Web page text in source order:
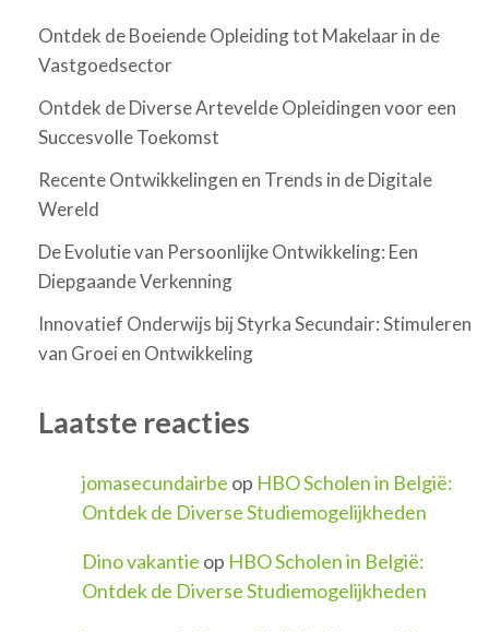
Ontdek de Boeiende Opleiding tot Makelaar in de
Vastgoedsector
Ontdek de Diverse Artevelde Opleidingen voor een
Succesvolle Toekomst
Recente Ontwikkelingen en Trends in de Digitale
Wereld
De Evolutie van Persoonlijke Ontwikkeling: Een
Diepgaande Verkenning
Innovatief Onderwijs bij Styrka Secundair: Stimuleren
van Groei en Ontwikkeling
Laatste reacties
jomasecundairbe op HBO Scholen in België:
Ontdek de Diverse Studiemogelijkheden
Dino vakantie op HBO Scholen in België:
Ontdek de Diverse Studiemogelijkheden